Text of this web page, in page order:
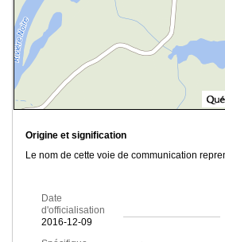
Origine et signification
Le nom de cette voie de communication
Date
d'officialisation
2016-12-09